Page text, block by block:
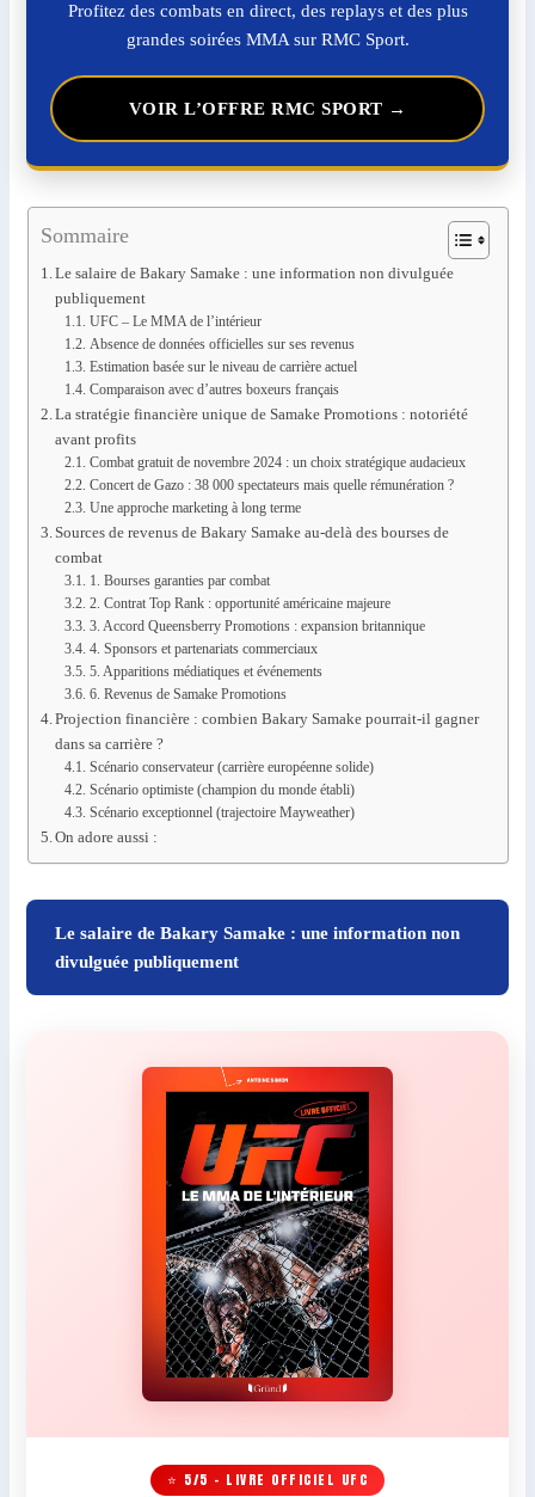
Profitez des combats en direct, des replays et des plus
grandes soirées MMA sur RMC Sport.
VOIR L’OFFRE RMC SPORT →
Sommaire
Le salaire de Bakary Samake : une information non divulguée
publiquement
UFC – Le MMA de l’intérieur
Absence de données officielles sur ses revenus
Estimation basée sur le niveau de carrière actuel
Comparaison avec d’autres boxeurs français
La stratégie financière unique de Samake Promotions : notoriété
avant profits
Combat gratuit de novembre 2024 : un choix stratégique audacieux
Concert de Gazo : 38 000 spectateurs mais quelle rémunération ?
Une approche marketing à long terme
Sources de revenus de Bakary Samake au-delà des bourses de
combat
1. Bourses garanties par combat
2. Contrat Top Rank : opportunité américaine majeure
3. Accord Queensberry Promotions : expansion britannique
4. Sponsors et partenariats commerciaux
5. Apparitions médiatiques et événements
6. Revenus de Samake Promotions
Projection financière : combien Bakary Samake pourrait-il gagner
dans sa carrière ?
Scénario conservateur (carrière européenne solide)
Scénario optimiste (champion du monde établi)
Scénario exceptionnel (trajectoire Mayweather)
On adore aussi :
Le salaire de Bakary Samake : une information non
divulguée publiquement
⭐ 5/5 – LIVRE OFFICIEL UFC